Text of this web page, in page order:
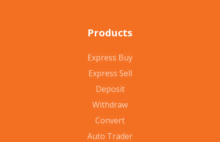
Products
Express Buy
Express Sell
Deposit
Withdraw
Convert
Auto Trader